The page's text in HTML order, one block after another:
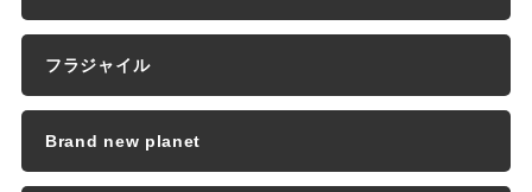
フラジャイル
Brand new planet